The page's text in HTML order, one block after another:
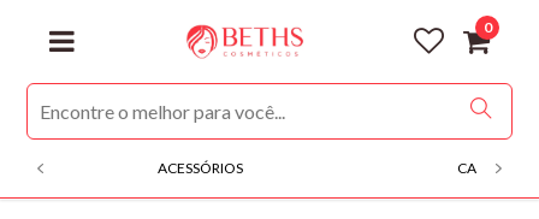
0
ACESSÓRIOS CABELOS